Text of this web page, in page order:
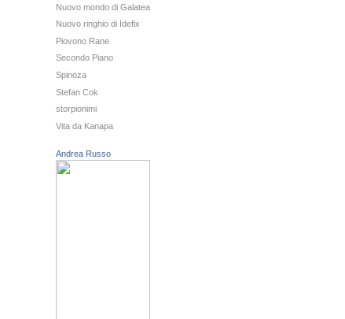
Nuovo mondo di Galatea
Nuovo ringhio di Idefix
Piovono Rane
Secondo Piano
Spinoza
Stefan Cok
storpionimi
Vita da Kanapa
Andrea Russo